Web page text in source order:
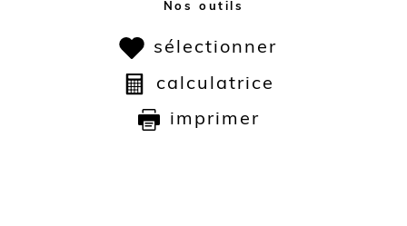
Nos outils
sélectionner
calculatrice
imprimer